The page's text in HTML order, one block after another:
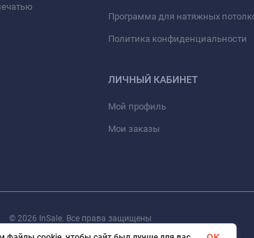
Программа для натяжных
Политика конфиденциальности
ЛИЧНЫЙ КАБИНЕТ
Мой профиль
Мои заказы
© 2026 InSale. Все права защищены